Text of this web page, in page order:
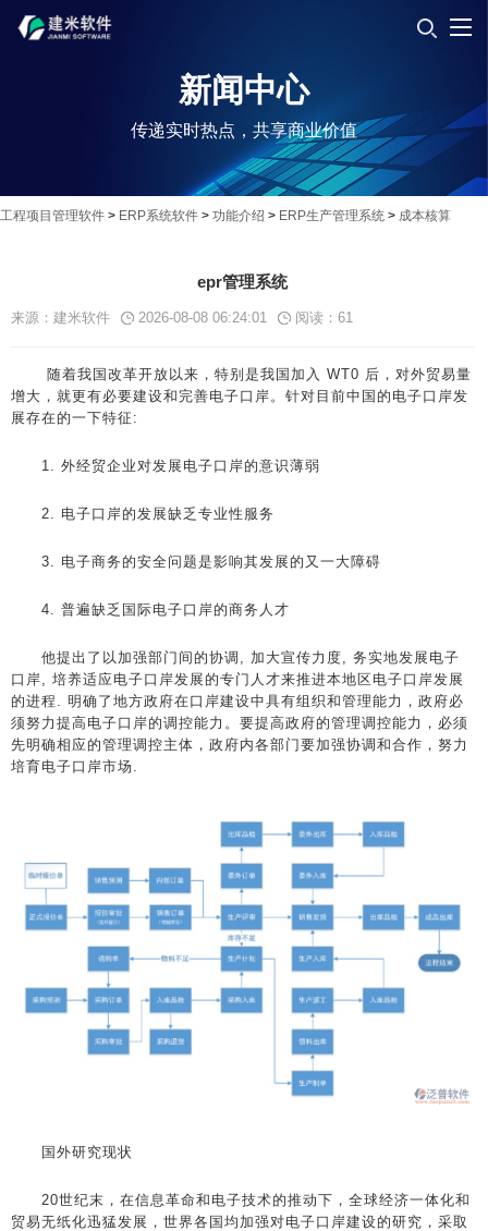
新闻中心
传递实时热点，共享商业价值
工程项目管理软件 > ERP系统软件 > 功能介绍 > ERP生产管理系统 > 成本核算
epr管理系统
来源：建米软件 2026-08-08 06:24:01 阅读： 61
随着我国改革开放以来，特别是我国加入 WT0 后，对外贸易量
增大，就更有必要建设和完善电子口岸。针对目前中国的电子口岸发
展存在的一下特征:
1. 外经贸企业对发展电子口岸的意识薄弱
2. 电子口岸的发展缺乏专业性服务
3. 电子商务的安全问题是影响其发展的又一大障碍
4. 普遍缺乏国际电子口岸的商务人才
他提出了以加强部门间的协调, 加大宣传力度, 务实地发展电子
口岸, 培养适应电子口岸发展的专门人才来推进本地区电子口岸发展
的进程. 明确了地方政府在口岸建设中具有组织和管理能力，政府必
须努力提高电子口岸的调控能力。要提高政府的管理调控能力，必须
先明确相应的管理调控主体，政府内各部门要加强协调和合作，努力
培育电子口岸市场.
国外研究现状
20世纪末，在信息革命和电子技术的推动下，全球经济一体化和
贸易无纸化迅猛发展，世界各国均加强对电子口岸建设的研究，采取